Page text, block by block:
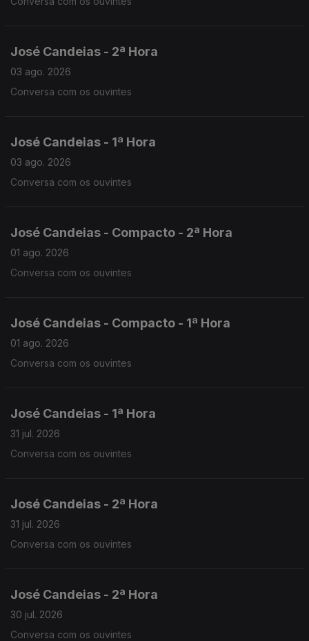
José Candeias - 2ª Hora
03 ago. 2026
Conversa com os ouvintes
José Candeias - 1ª Hora
03 ago. 2026
Conversa com os ouvintes
José Candeias - Compacto - 2ª Hora
01 ago. 2026
Conversa com os ouvintes
José Candeias - Compacto - 1ª Hora
01 ago. 2026
Conversa com os ouvintes
José Candeias - 1ª Hora
31 jul. 2026
Conversa com os ouvintes
José Candeias - 2ª Hora
31 jul. 2026
Conversa com os ouvintes
José Candeias - 2ª Hora
30 jul. 2026
Conversa com os ouvintes